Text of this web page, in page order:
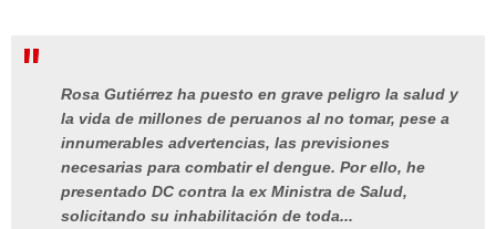
Rosa Gutiérrez ha puesto en grave peligro la salud y
la vida de millones de peruanos al no tomar, pese a
innumerables advertencias, las previsiones
necesarias para combatir el dengue. Por ello, he
presentado DC contra la ex Ministra de Salud,
solicitando su inhabilitación de toda...